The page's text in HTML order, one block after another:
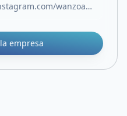
https://www.instagram.com/wanzoaudiostore/
empresa